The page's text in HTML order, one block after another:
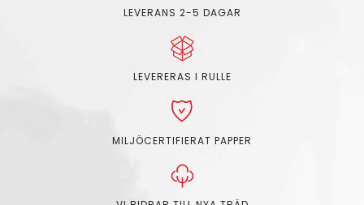
LEVERANS 2-5 DAGAR
LEVERERAS I RULLE
MILJÖCERTIFIERAT PAPPER